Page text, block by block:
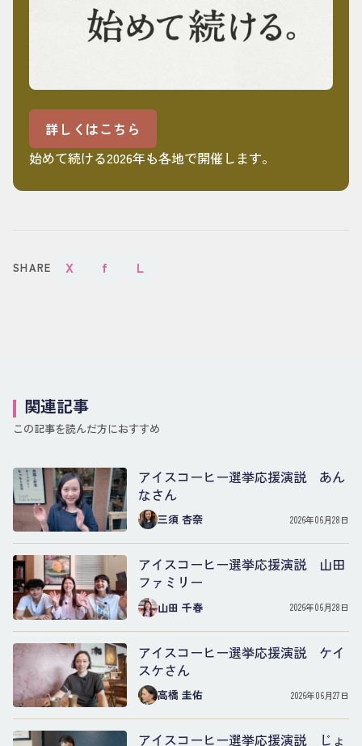
詳しくはこちら
始めて続ける2026年も各地で開催します。
SHARE X f L
関連記事
この記事を読んだ方におすすめ
アイスコーヒー選挙応援演説 あん
なさん
三須 杏奈 2026年06月28日
アイスコーヒー選挙応援演説 山田
ファミリー
山田 千春 2026年06月28日
アイスコーヒー選挙応援演説 ケイ
スケさん
高橋 圭佑 2026年06月27日
アイスコーヒー選挙応援演説 じょ